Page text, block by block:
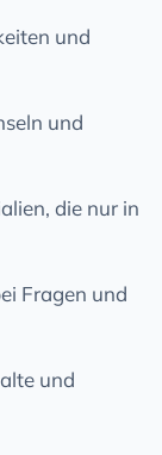
und
und
die nur in
Fragen und
und